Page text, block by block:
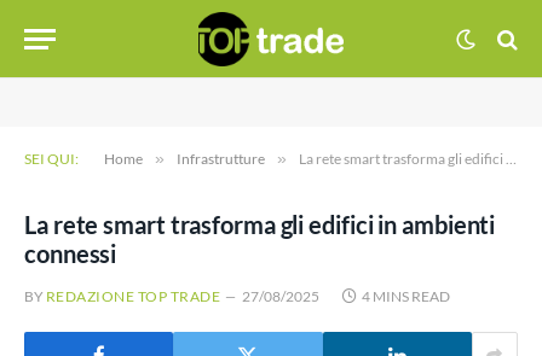
SEI QUI: Home » Infrastrutture » La rete smart trasforma gli edifici in ambienti connessi
La rete smart trasforma gli edifici in ambienti
connessi
BY REDAZIONE TOP TRADE 27/08/2025 4 MINS READ